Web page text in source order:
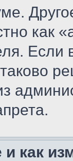
как
как